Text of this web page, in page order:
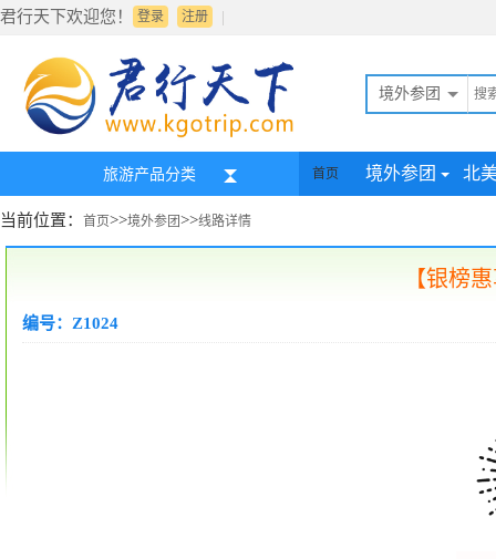
君行天下欢迎您！ 登录 |
注册
境外参团
旅游产品分类 首页 境外参团 北
当前位置： 首页>>境外参团>>线路详情
【银榜
编号：Z1024